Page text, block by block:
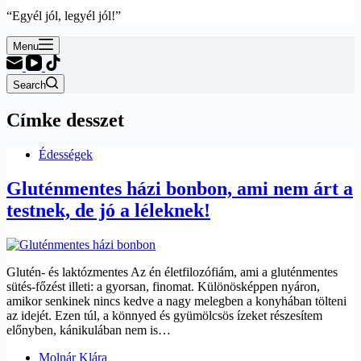
“Egyél jól, legyél jól!”
Menu
Search
Címke desszet
Édességek
Gluténmentes házi bonbon, ami nem árt a
testnek, de jó a léleknek!
Glutén- és laktózmentes Az én életfilozófiám, ami a gluténmentes
sütés-főzést illeti: a gyorsan, finomat. Különösképpen nyáron,
amikor senkinek nincs kedve a nagy melegben a konyhában tölteni
az idejét. Ezen túl, a könnyed és gyümölcsös ízeket részesítem
előnyben, kánikulában nem is…
Molnár Klára